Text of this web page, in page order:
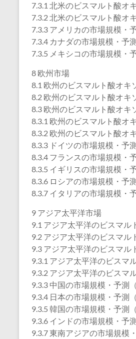
7.3.1 北米のビスマルト酸オ
7.3.2 北米のビスマルト酸オ
7.3.3 アメリカの市場規模・
7.3.4 カナダの市場規模・予
7.3.5 メキシコの市場規模・
8 欧州市場
8.1 欧州のビスマルト酸オキ
8.2 欧州のビスマルト酸オキ
8.3 欧州のビスマルト酸オ
8.3.1 欧州のビスマルト酸オ
8.3.2 欧州のビスマルト酸オ
8.3.3 ドイツの市場規模・予
8.3.4 フランスの市場規模・
8.3.5 イギリスの市場規模・
8.3.6 ロシアの市場規模・予
8.3.7 イタリアの市場規模・
9 アジア太平洋市場
9.1 アジア太平洋のビスマル
9.2 アジア太平洋のビスマル
9.3 アジア太平洋のビスマ
9.3.1 アジア太平洋のビスマ
9.3.2 アジア太平洋のビスマ
9.3.3 中国の市場規模・予測
9.3.4 日本の市場規模・予測
9.3.5 韓国の市場規模・予測
9.3.6 インドの市場規模・予
9.3.7 東南アジアの市場規模